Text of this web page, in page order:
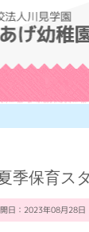
季保育ス
日：2023年08月28